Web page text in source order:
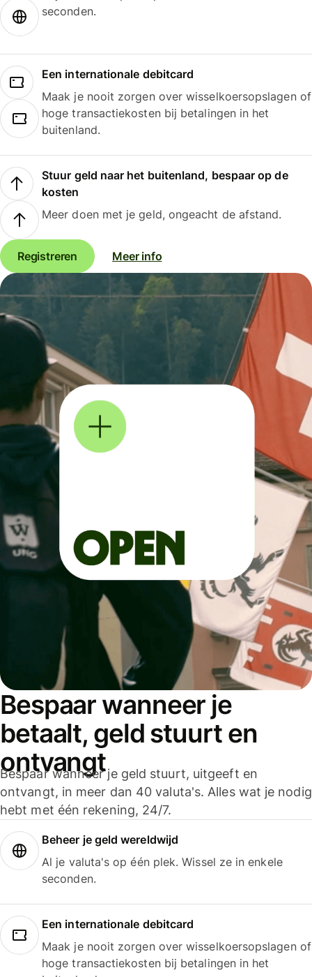
seconden.
Een internationale debitcard
Maak je nooit zorgen over wisselkoersopslagen of
hoge transactiekosten bij betalingen in het
buitenland.
Stuur geld naar het buitenland, bespaar op de
kosten
Meer doen met je geld, ongeacht de afstand.
Registreren Meer info
Bespaar wanneer je
betaalt, geld stuurt en
ontvangt
Bespaar wanneer je geld stuurt, uitgeeft en
ontvangt, in meer dan 40 valuta's. Alles wat je nodig
hebt met één rekening, 24/7.
Beheer je geld wereldwijd
Al je valuta's op één plek. Wissel ze in enkele
seconden.
Een internationale debitcard
Maak je nooit zorgen over wisselkoersopslagen of
hoge transactiekosten bij betalingen in het